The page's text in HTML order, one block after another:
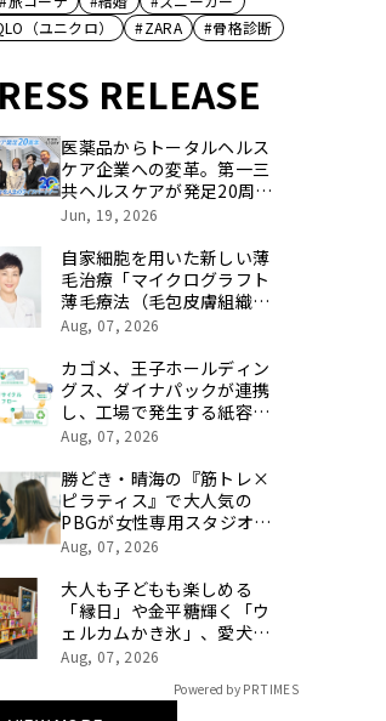
（ユニクロ）
#ZARA #骨格診断
RELEASE
医薬品からトータルヘルス
ケア企業への変革。第一三
共ヘルスケアが発足20周年
を記念し、製品開発・新カ
合時のエピソードを社員の
想いとともに振り返る特別
映像を公開！
Jun, 19, 2026
自家細胞を用いた新しい薄
毛治療「マイクログラフト
薄毛療法（毛包皮膚組織移
植法）」提供開始のお知ら
会 青山エルクリニック】
Aug, 07, 2026
カゴメ、王子ホールディン
グス、ダイナパックが連携
し、工場で発生する紙容器
損紙を段ボールへ再資源化
Aug, 07, 2026
勝どき・晴海の『筋トレ×
ピラティス』で大人気の
PBGが女性専用スタジオ
（２号店）を開店。
Aug, 07, 2026
大人も子どもも楽しめる
「縁日」や金平糖輝く「ウ
ェルカムかき氷」、愛犬用
「プライベートプール」で
Aug, 07, 2026
Powered by PR TIMES